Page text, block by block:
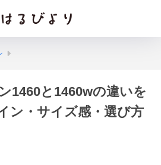
1460と1460wの違いを
ン・サイズ感・選び方